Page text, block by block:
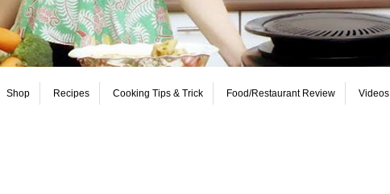
Shop Recipes Cooking Tips & Trick Food/Restaurant Review Videos